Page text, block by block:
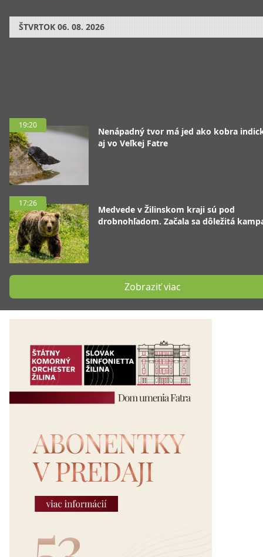
ŠTVRTOK 06. 08. 2026
19:20
Nenápadný tvor má jed ako kobra
aj vo Veľkej Fatre
17:26
Medvede v Žilinskom kraji sú pod
drobnohľadom. Začala sa dôležitá
Zobraziť viac